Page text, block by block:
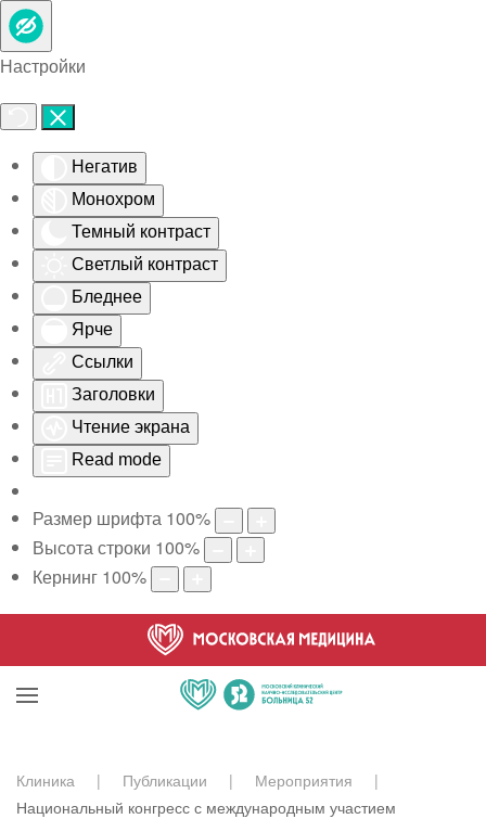
Настройки
Негатив
Монохром
Темный контраст
Светлый контраст
Бледнее
Ярче
Ссылки
Заголовки
Чтение экрана
Read mode
Размер шрифта 100%
Высота строки 100%
Кернинг 100%
Skip to main content
Клиника Публикации
Мероприятия
Национальный конгресс с международным участием